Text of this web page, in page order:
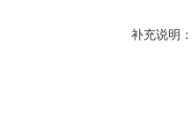
补充说明：